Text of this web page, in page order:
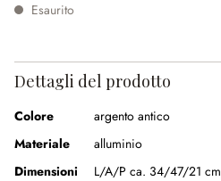
Esaurito
Dettagli del prodotto
Colore
argento antico
Materiale
alluminio
Dimensioni
L/A/P ca. 34/47/21 cm